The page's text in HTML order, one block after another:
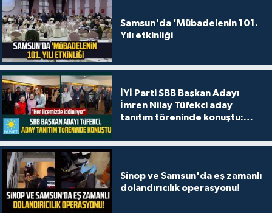
Samsun'da 'Mübadelenin 101.
Yılı etkinliği
İYİ Parti SBB Başkan Adayı
İmren Nilay Tüfekci aday
tanıtım töreninde konuştu:
Sinop ve Samsun'da eş zamanlı
dolandırıcılık operasyonu!